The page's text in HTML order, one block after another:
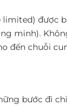
được
minh).
đến chuỗi
bước đi